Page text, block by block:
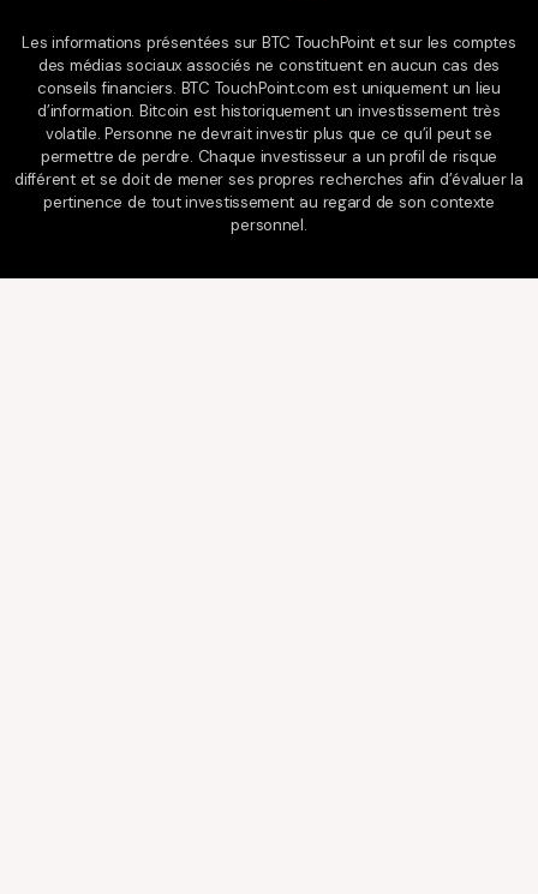
t
t
e
r
b
e
Les informations présentées sur BTC TouchPoint et sur les comptes
des médias sociaux associés ne constituent en aucun cas des
conseils financiers. BTC TouchPoint.com est uniquement un lieu
d’information. Bitcoin est historiquement un investissement très
volatile. Personne ne devrait investir plus que ce qu’il peut se
permettre de perdre. Chaque investisseur a un profil de risque
différent et se doit de mener ses propres recherches afin d’évaluer la
pertinence de tout investissement au regard de son contexte
personnel.